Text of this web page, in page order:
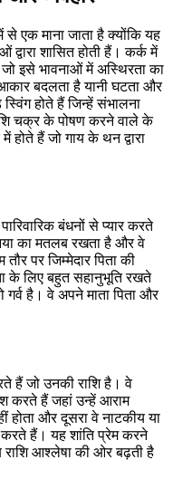
से एक माना जाता है क्योंकि यह
शासित होती हैं। कर्क में
जो इसे भावनाओं में अस्थिरता का
बदलता है यानी घटता और
होते हैं जिन्हें संभालना
चक्र के पोषण करने वाले के
होते हैं जो गाय के थन द्वारा
बंधनों से प्यार करते
का मतलब रखता है और वे
पर जिम्मेदार पिता की
के लिए बहुत सहानुभूति रखते
है। वे अपने माता पिता और
हैं जो उनकी राशि है। वे
करते हैं जहां उन्हें आराम
होता और दूसरा वे नाटकीय या
करते हैं। यह शांति प्रेम करने
राशि आश्लेषा की ओर बढ़ती है